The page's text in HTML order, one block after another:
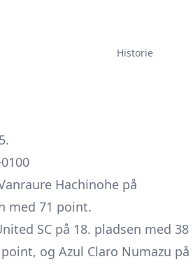
Historie
Hachinohe på
med 71 point.
SC på 18. pladsen med 38
og Azul Claro Numazu på